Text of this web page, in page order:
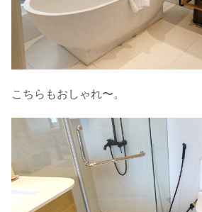
こちらもおしゃれ〜。